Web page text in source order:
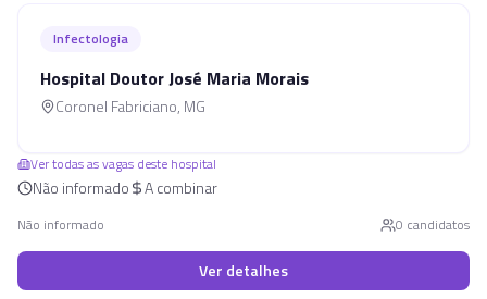
Infectologia
Hospital Doutor José Maria Morais
Coronel Fabriciano, MG
Ver todas as vagas deste hospital
Não informado A combinar
Não informado 0 candidatos
Ver detalhes